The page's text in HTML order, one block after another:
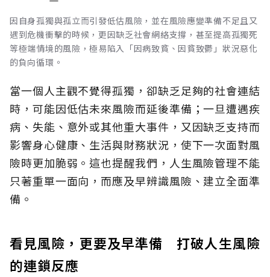
因自身孤獨與孤立而引發低估風險，並在風險應變準備不足且又
遇到危機衝擊的時候，更因缺乏社會網絡支撐，甚至提高孤獨死
等極端情境的風險，極易陷入「因病致貧、因貧致鬱」狀況惡化
的負向循環。
當一個人主觀不覺得孤獨，卻缺乏足夠的社會連結
時，可能因低估未來風險而延後準備；一旦遭遇疾
病、失能、意外或其他重大事件，又因缺乏支持而
影響身心健康、生活與財務狀況，使下一次面對風
險時更加脆弱。這也提醒我們，人生風險管理不能
只著重單一面向，而應及早辨識風險、建立全面準
備。
看見風險，更要及早準備 打破人生風險
的連鎖反應